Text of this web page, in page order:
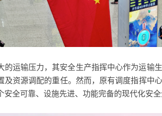
的运输压力，其安全生产指挥中心作为运
及资源调配的重任。然而，原有调度指挥中
安全可靠、设施先进、功能完备的现代化安全